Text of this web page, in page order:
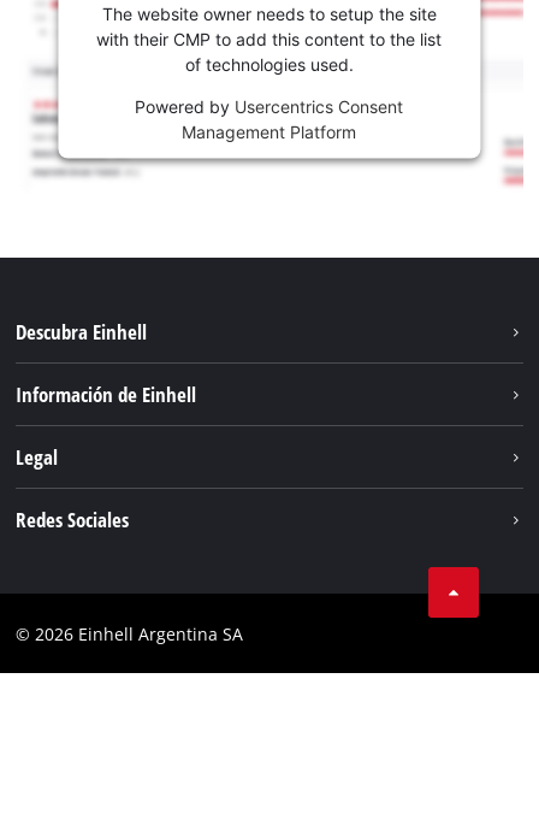
The website owner needs to setup the site
with their CMP to add this content to the list
of technologies used.
Powered by Usercentrics Consent
Management Platform
Descubra Einhell
Servicio
Información de Einhell
Einhell global
Legal
Cumplimiento
Redes Sociales
Instagram
© 2026 Einhell Argentina SA